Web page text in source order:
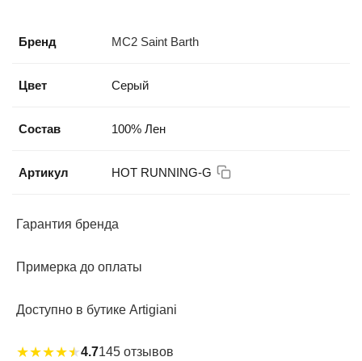
Бренд MC2 Saint Barth
Цвет Серый
Состав 100% Лен
Артикул HOT RUNNING-G
Гарантия бренда
Примерка до оплаты
Доступно в бутике Artigiani
★★★★★4.7145 отзывов